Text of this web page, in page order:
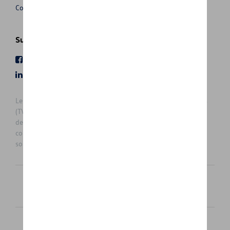
Conditions de vente
Suivez nous
Les prix affichés sur le présent site sont des prix recommandés
(TVAc), hors éventuels frais de montage. Pour connaitre le prix
de vente actuel et les éventuels frais de montage, veuillez
contacter votre concessionnaire/agent. Les prix recommandés
sont sujets à des changements sans préavis.